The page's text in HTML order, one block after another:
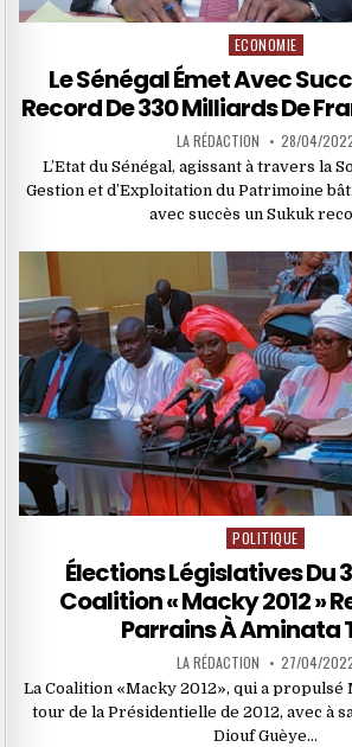
Posted
in
ECONOMIE
Le Sénégal Émet Avec
Record De 330 Milliards De
LA RÉDACTION 28/04/
L’Etat du Sénégal, agissant à travers la
Gestion et d’Exploitation du Patrimoine
avec succès un Sukuk
Posted
in
POLITIQUE
Élections Législatives Du
Coalition « Macky 2012 »
Parrains À Aminata
LA RÉDACTION 27/04/
La Coalition «Macky 2012», qui a propulsé
tour de la Présidentielle de 2012, avec à
Diouf Guèye…